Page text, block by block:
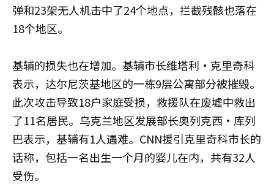
弹和23架无人机击中了24个地点，拦截残骸也落在
18个地区。
基辅的损失也在增加。基辅市长维塔利·克里奇科
表示，达尔尼茨基地区的一栋9层公寓部分被摧毁。
此次攻击导致18户家庭受损，救援队在废墟中救出
了11名居民。乌克兰地区发展部长奥列克西·库列
巴表示，基辅有1人遇难。CNN援引克里奇科市长的
话称，包括一名出生一个月的婴儿在内，共有32人
受伤。